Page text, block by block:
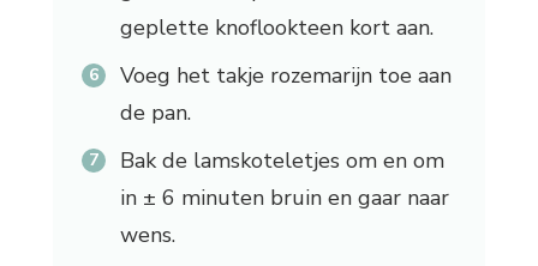
geplette knoflookteen kort aan.
Voeg het takje rozemarijn toe aan
de pan.
Bak de lamskoteletjes om en om
in ± 6 minuten bruin en gaar naar
wens.